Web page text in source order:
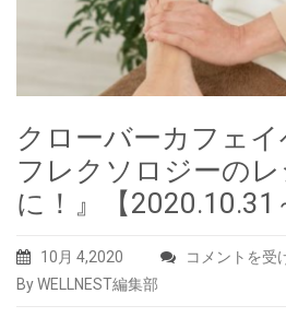
クローバーカフェ
フレクソロジーの
に！』【2020.10.31
10月 4,2020
ク
コメントを受
By WELLNEST編集部